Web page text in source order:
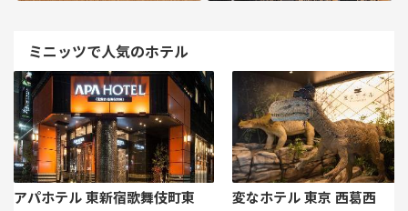
ミニッツで人気のホテル
アパホテル 東新宿歌舞伎町東 変なホテル 東京 西葛西